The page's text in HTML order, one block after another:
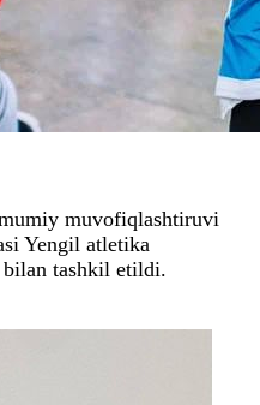
muvofiqlashtiruvi
Yengil atletika
bilan tashkil etildi.